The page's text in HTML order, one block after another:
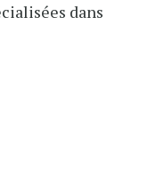
dans